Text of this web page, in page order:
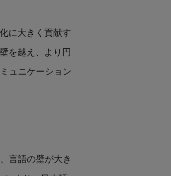
に大きく貢献す
を越え、より円
ュニケーション
言語の壁が大き